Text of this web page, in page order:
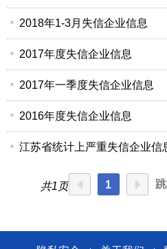
2018年1-3月失信企业信息
2017年度失信企业信息
2017年一季度失信企业信息
2016年度失信企业信息
江苏省统计上严重失信企业信
共1页 1